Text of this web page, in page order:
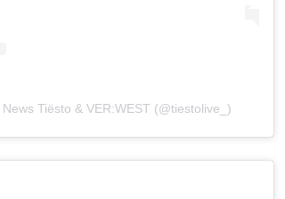
Tiësto & VER:WEST (@tiestolive_)